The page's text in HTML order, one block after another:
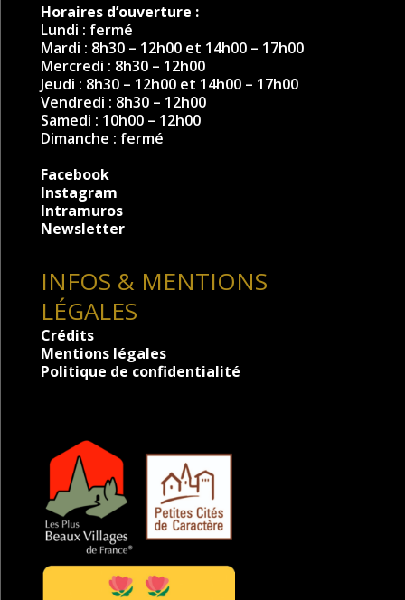
Horaires d’ouverture :
Lundi : fermé
Mardi : 8h30 – 12h00 et 14h00 – 17h00
Mercredi : 8h30 – 12h00
Jeudi : 8h30 – 12h00 et 14h00 – 17h00
Vendredi : 8h30 – 12h00
Samedi : 10h00 – 12h00
Dimanche : fermé
Facebook
Instagram
Intramuros
Newsletter
INFOS & MENTIONS
LÉGALES
Crédits
Mentions légales
Politique de confidentialité